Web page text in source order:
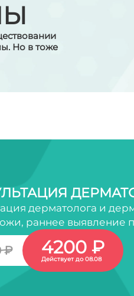
Но в тоже
дерматолога и
раннее выявление
₽ 4200 ₽
Действует до 08.08